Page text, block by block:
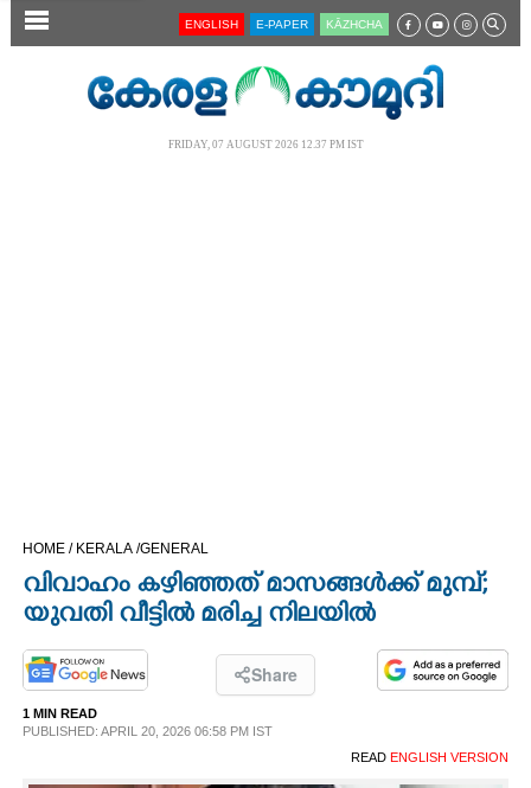
SECTIONS
CINEMA
OPINION
PHOTOS
ENGLISH E-PAPER KĀZHCHA
FRIDAY, 07 AUGUST 2026 12.37 PM IST
HOME / KERALA /GENERAL
വിവാഹം കഴിഞ്ഞത് മാസങ്ങള്‍ക്ക് മുമ്പ്;
യുവതി വീട്ടില്‍ മരിച്ച നിലയില്‍
Share
1 MIN READ
PUBLISHED: APRIL 20, 2026 06:58 PM IST
READ ENGLISH VERSION